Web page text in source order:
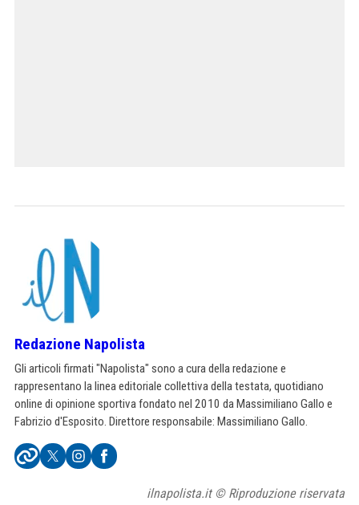
Redazione Napolista
Gli articoli firmati "Napolista" sono a cura della redazione e
rappresentano la linea editoriale collettiva della testata, quotidiano
online di opinione sportiva fondato nel 2010 da Massimiliano Gallo e
Fabrizio d'Esposito. Direttore responsabile: Massimiliano Gallo.
ilnapolista.it © Riproduzione riservata